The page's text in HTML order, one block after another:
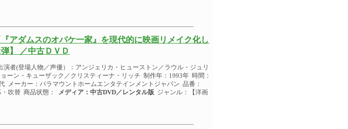
アダムスのオバケ一家』を現代的に映画リメイク化し
】 ／中古ＤＶＤ
者(登場人物／声優）：アンジェリカ・ヒューストン／ラウル・ジュリ
ーン・キューザック／クリスティーナ・リッチ 制作年：1993年 時間：
メーカー：パラマウントホームエンタテインメントジャパン 品番：
吹替 商品状態：
メディア：中古DVD／レンタル版 ジャンル：【洋画